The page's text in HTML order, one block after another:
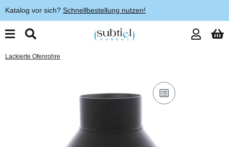
Katalog vor sich? Schnellbestellung nutzen!
Lackierte Ofenrohre